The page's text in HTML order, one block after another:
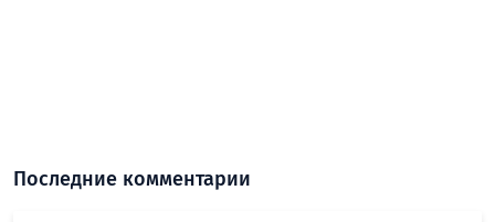
Последние комментарии